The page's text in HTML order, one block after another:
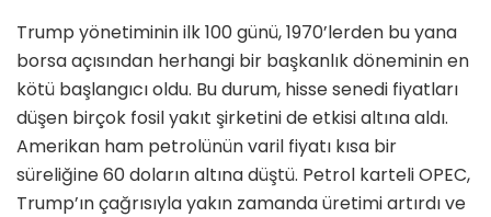
Trump yönetiminin ilk 100 günü, 1970’lerden bu yana
borsa açısından herhangi bir başkanlık döneminin en
kötü başlangıcı oldu. Bu durum, hisse senedi fiyatları
düşen birçok fosil yakıt şirketini de etkisi altına aldı.
Amerikan ham petrolünün varil fiyatı kısa bir
süreliğine 60 doların altına düştü. Petrol karteli OPEC,
Trump’ın çağrısıyla yakın zamanda üretimi artırdı ve